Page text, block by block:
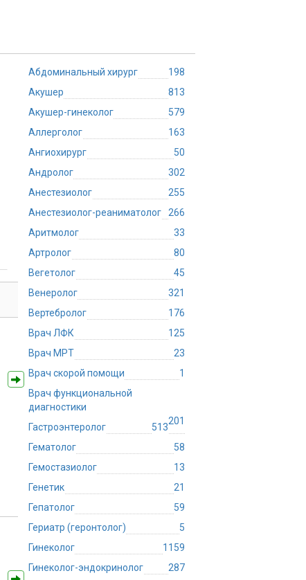
Абдоминальный хирург
198
Акушер
813
Акушер-гинеколог
579
Аллерголог
163
Ангиохирург
50
Андролог
302
Анестезиолог
255
Анестезиолог-реаниматолог
266
Аритмолог
33
Артролог
80
Вегетолог
45
Венеролог
321
Вертебролог
176
Врач ЛФК
125
Врач МРТ
23
Врач скорой помощи
1
Врач функциональной
диагностики
201
Гастроэнтеролог
513
Гематолог
58
Гемостазиолог
13
Генетик
21
Гепатолог
59
Гериатр (геронтолог)
5
Гинеколог
1159
Гинеколог-эндокринолог
287